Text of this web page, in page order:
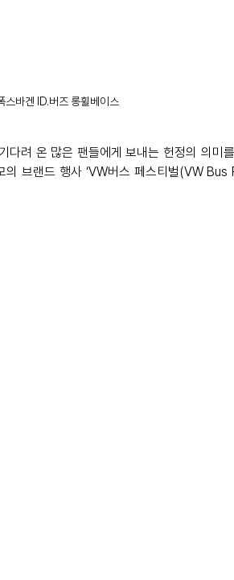
스바겐 ID.버즈 롱휠베이스
다려 온 많은 팬들에게 보내는 헌정의 의미
브랜드 행사 ‘VW버스 페스티벌(VW Bus